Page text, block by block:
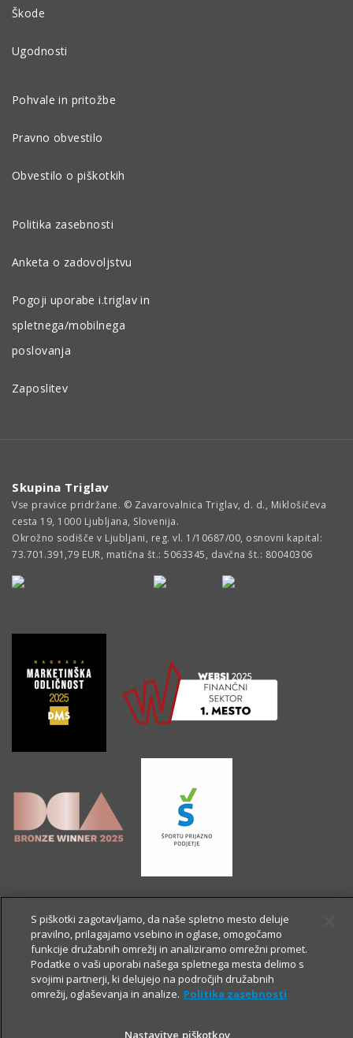
Škode
Ugodnosti
Pohvale in pritožbe
Pravno obvestilo
Obvestilo o piškotkih
Politika zasebnosti
Anketa o zadovoljstvu
Pogoji uporabe i.triglav in
spletnega/mobilnega
poslovanja
Zaposlitev
Skupina Triglav
Vse pravice pridržane. © Zavarovalnica Triglav, d. d., Miklošičeva
cesta 19, 1000 Ljubljana, Slovenija.
Okrožno sodišče v Ljubljani, reg. vl. 1/10687/00, osnovni kapital:
73.701.391,79 EUR, matična št.: 5063345, davčna št.: 80040306
S piškotki zagotavljamo, da naše spletno mesto deluje
pravilno, prilagajamo vsebino in oglase, omogočamo
funkcije družabnih omrežij in analiziramo omrežni promet.
Podatke o vaši uporabi našega spletnega mesta delimo s
svojimi partnerji, ki delujejo na področjih družabnih
omrežij, oglaševanja in analize. Politika zasebnosti
Nastavitve piškotkov